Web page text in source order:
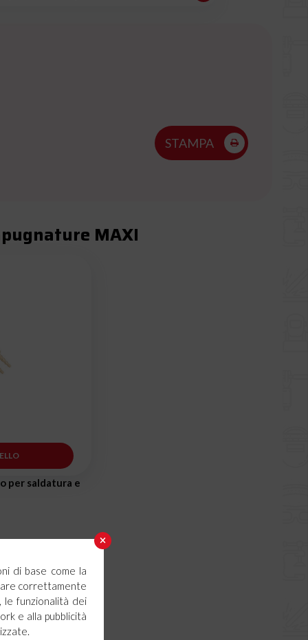
STAMPA
MAXI
per saldatura e
di base come la
correttamente
le funzionalità dei
e alla pubblicità